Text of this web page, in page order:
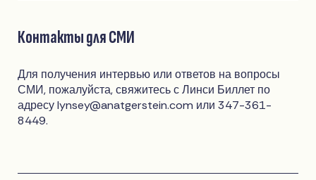
Контакты для СМИ
Для получения интервью или ответов на вопросы
СМИ, пожалуйста, свяжитесь с Линси Биллет по
адресуlynsey@anatgerstein.com или 347-361-
8449.